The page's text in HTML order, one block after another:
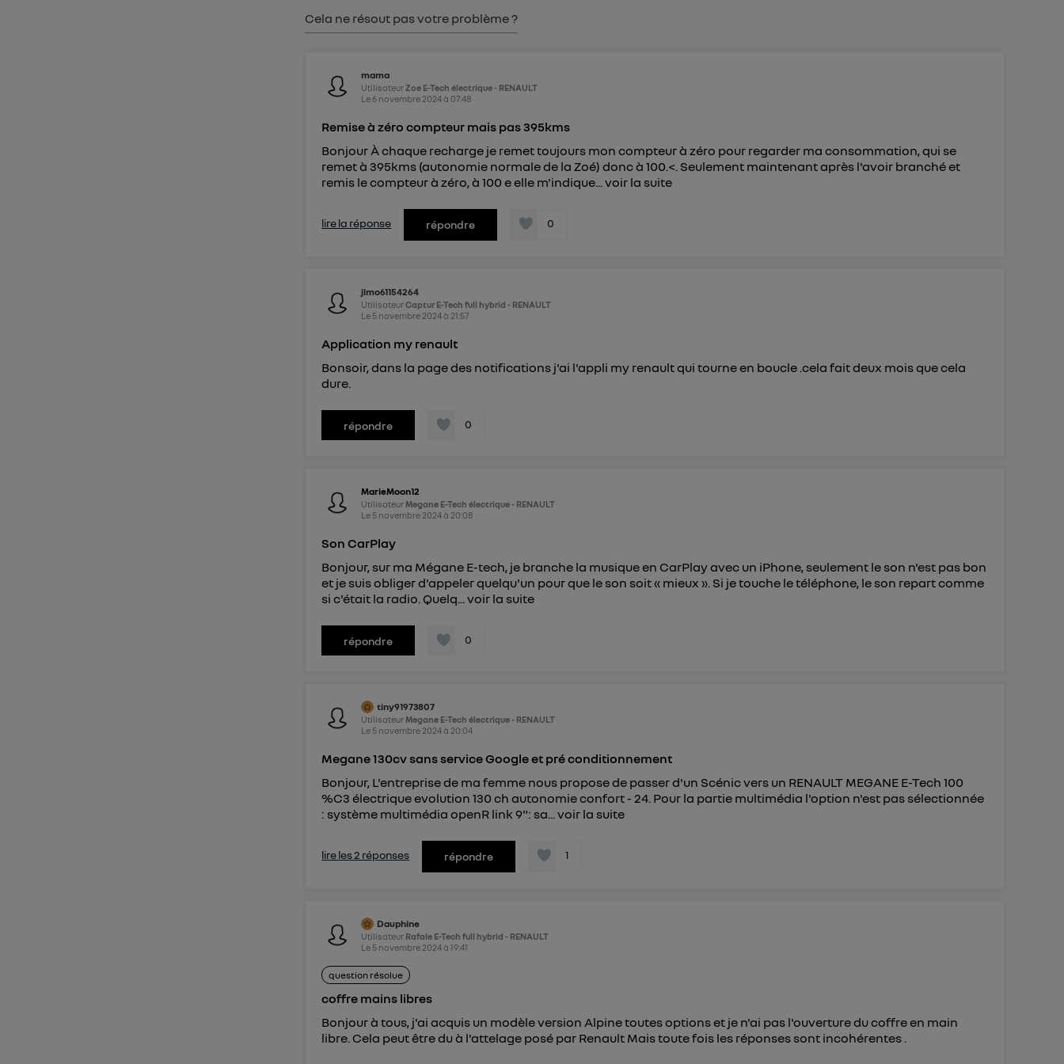
Cela ne résout pas votre problème ?
mama
UtilisateurZoe E-Tech électrique - RENAULT
Le6 novembre 2024à 07:48
Remise à zéro compteur mais pas 395kms
Bonjour À chaque recharge je remet toujours mon compteur à zéro pour regarder ma consommation, qui se
remet à 395kms (autonomie normale de la Zoé) donc à 100.<. Seulement maintenant après l'avoir branché et
remis le compteur à zéro, à 100 e elle m'indique...voir la suite
lire la réponse répondre 0
jlmo61154264
UtilisateurCaptur E-Tech full hybrid - RENAULT
Le 5 novembre 2024à 21:57
Application my renault
Bonsoir, dans la page des notifications j'ai l'appli my renault qui tourne en boucle .cela fait deux mois que cela
dure.
répondre 0
MarieMoon12
Utilisateur Megane E-Tech électrique - RENAULT
Le 5 novembre 2024à 20:08
Son CarPlay
Bonjour, sur ma Mégane E-tech, je branche la musique en CarPlay avec un iPhone, seulement le son n'est pas bon
et je suis obliger d'appeler quelqu'un pour que le son soit « mieux ». Si je touche le téléphone, le son repart comme
si c'était la radio. Quelq...voir la suite
répondre 0
tiny91973807
Utilisateur Megane E-Tech électrique - RENAULT
Le 5 novembre 2024à 20:04
Megane 130cv sans service Google et pré conditionnement
Bonjour, L'entreprise de ma femme nous propose de passer d'un Scénic vers un RENAULT MEGANE E-Tech 100
%C3 électrique evolution 130 ch autonomie confort - 24. Pour la partie multimédia l'option n'est pas sélectionnée
: système multimédia openR link 9": sa...voir la suite
lire les 2 réponses répondre 1
Dauphine
Utilisateur Rafale E-Tech full hybrid - RENAULT
Le 5 novembre 2024à19:41
question résolue
coffre mains libres
Bonjour à tous, j'ai acquis un modèle version Alpine toutes options et je n'ai pas l'ouverture du coffre en main
libre. Cela peut être du à l'attelage posé par Renault Mais toute fois les réponses sont incohérentes .
") ou via la page « gérer Utiq » en bas de ce site. Pour plus